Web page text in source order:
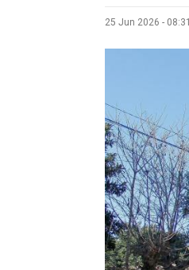
25 Jun 2026 - 08:31